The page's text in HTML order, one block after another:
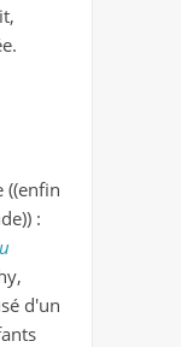
((enfin
:
d'un